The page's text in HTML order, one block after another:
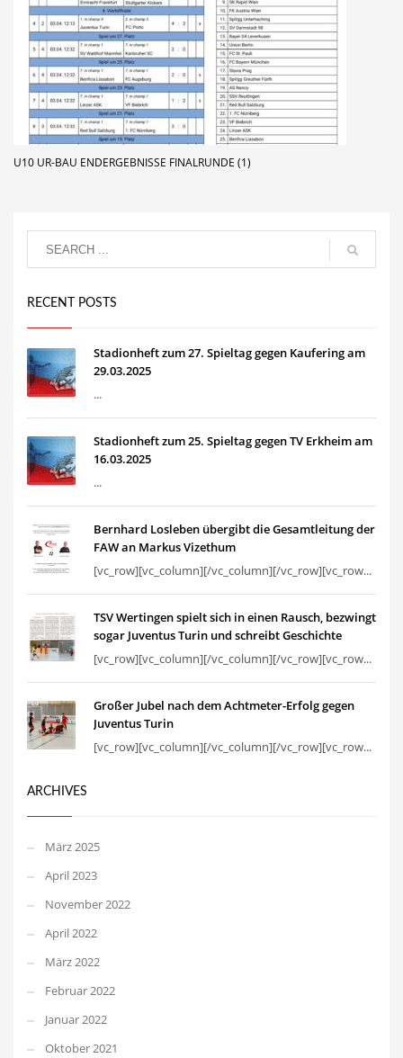
U10 UR-BAU ENDERGEBNISSE FINALRUNDE (1)
RECENT POSTS
Stadionheft zum 27. Spieltag gegen Kaufering am
29.03.2025
...
Stadionheft zum 25. Spieltag gegen TV Erkheim am
16.03.2025
...
Bernhard Losleben übergibt die Gesamtleitung der
FAW an Markus Vizethum
[vc_row][vc_column][/vc_column][/vc_row][vc_row...
TSV Wertingen spielt sich in einen Rausch, bezwingt
sogar Juventus Turin und schreibt Geschichte
[vc_row][vc_column][/vc_column][/vc_row][vc_row...
Großer Jubel nach dem Achtmeter-Erfolg gegen
Juventus Turin
[vc_row][vc_column][/vc_column][/vc_row][vc_row...
ARCHIVES
März 2025
April 2023
November 2022
April 2022
März 2022
Februar 2022
Januar 2022
Oktober 2021